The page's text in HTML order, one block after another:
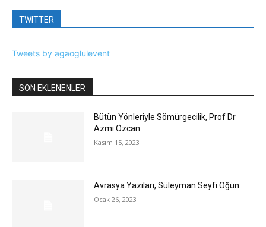
TWITTER
Tweets by agaoglulevent
SON EKLENENLER
Bütün Yönleriyle Sömürgecilik, Prof Dr
Azmi Özcan
Kasım 15, 2023
Avrasya Yazıları, Süleyman Seyfi Öğün
Ocak 26, 2023